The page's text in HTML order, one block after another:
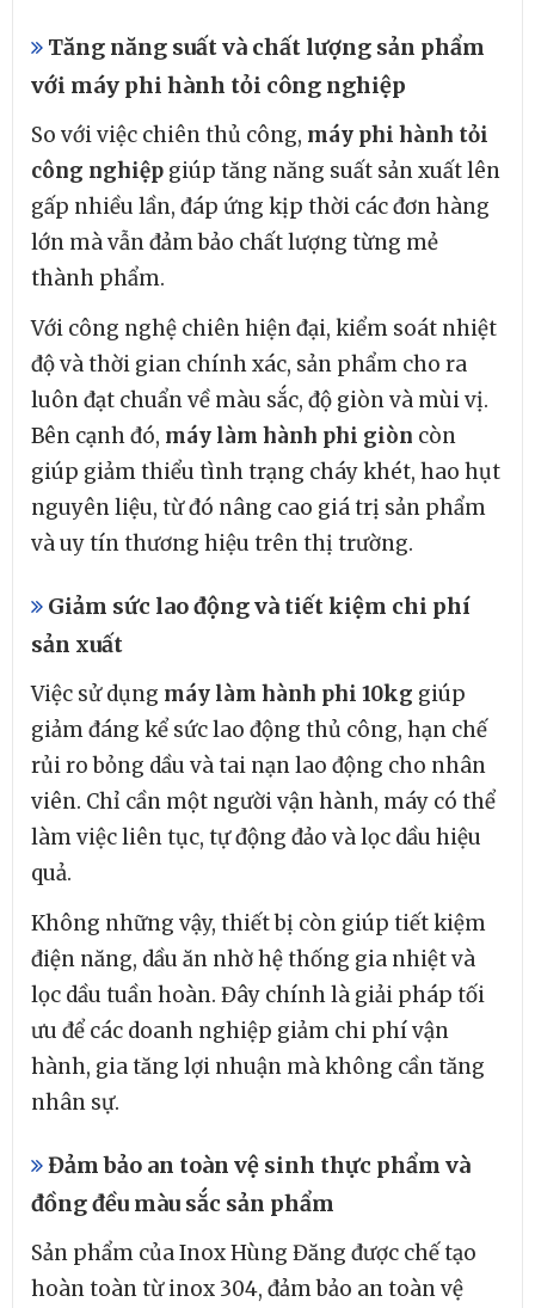
Tăng năng suất và chất lượng sản phẩm
với máy phi hành tỏi công nghiệp
So với việc chiên thủ công, máy phi hành tỏi
công nghiệp giúp tăng năng suất sản xuất lên
gấp nhiều lần, đáp ứng kịp thời các đơn hàng
lớn mà vẫn đảm bảo chất lượng từng mẻ
thành phẩm.
Với công nghệ chiên hiện đại, kiểm soát nhiệt
độ và thời gian chính xác, sản phẩm cho ra
luôn đạt chuẩn về màu sắc, độ giòn và mùi vị.
Bên cạnh đó, máy làm hành phi giòn còn
giúp giảm thiểu tình trạng cháy khét, hao hụt
nguyên liệu, từ đó nâng cao giá trị sản phẩm
và uy tín thương hiệu trên thị trường.
Giảm sức lao động và tiết kiệm chi phí
sản xuất
Việc sử dụng máy làm hành phi 10kg giúp
giảm đáng kể sức lao động thủ công, hạn chế
rủi ro bỏng dầu và tai nạn lao động cho nhân
viên. Chỉ cần một người vận hành, máy có thể
làm việc liên tục, tự động đảo và lọc dầu hiệu
quả.
Không những vậy, thiết bị còn giúp tiết kiệm
điện năng, dầu ăn nhờ hệ thống gia nhiệt và
lọc dầu tuần hoàn. Đây chính là giải pháp tối
ưu để các doanh nghiệp giảm chi phí vận
hành, gia tăng lợi nhuận mà không cần tăng
nhân sự.
Đảm bảo an toàn vệ sinh thực phẩm và
đồng đều màu sắc sản phẩm
Sản phẩm của Inox Hùng Đăng được chế tạo
hoàn toàn từ inox 304, đảm bảo an toàn vệ